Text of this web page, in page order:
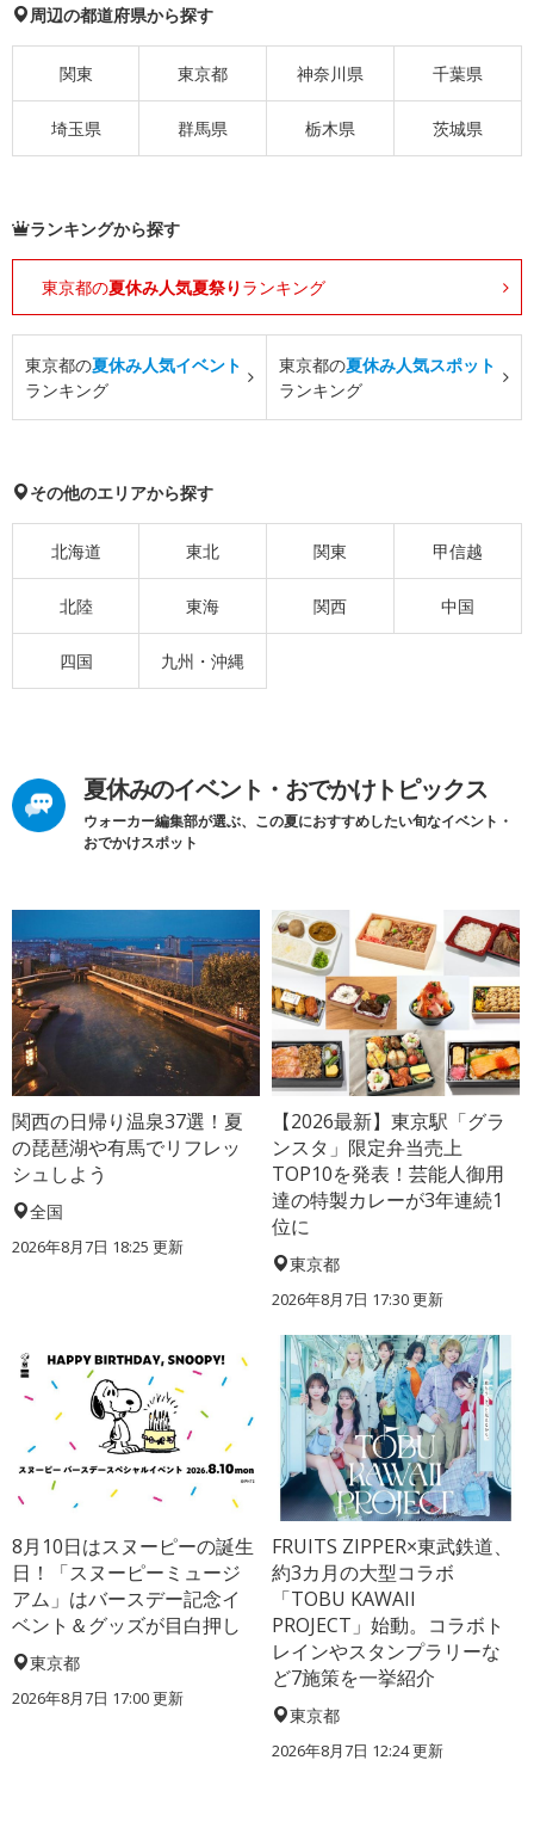
周辺の都道府県から探す
関東 東京都 神奈川県 千葉県
埼玉県 群馬県 栃木県 茨城県
ランキングから探す
東京都の夏休み人気夏祭り ランキング
東京都の夏休み人気イベント
ランキング
東京都の夏休み人気スポット
ランキング
その他のエリアから探す
北海道 東北 関東 甲信越
北陸 東海 関西 中国
四国 九州・沖縄
夏休みのイベント・おでかけトピックス
ウォーカー編集部が選ぶ、この夏におすすめしたい旬なイベント・
おでかけスポット
関西の日帰り温泉37選！夏
の琵琶湖や有馬でリフレッ
シュしよう
全国
2026年8月7日 18:25 更新
【2026最新】東京駅「グラ
ンスタ」限定弁当売上
TOP10を発表！芸能人御用
達の特製カレーが3年連続1
位に
東京都
2026年8月7日 17:30更新
8月10日はスヌーピーの誕生
日！「スヌーピーミュージ
アム」はバースデー記念イ
ベント＆グッズが目白押し
東京都
2026年8月7日 17:00更新
FRUITS ZIPPER×東武鉄道、
約3カ月の大型コラボ
「TOBU KAWAII
PROJECT」始動。コラボト
レインやスタンプラリーな
ど7施策を一挙紹介
東京都
2026年8月7日 12:24更新